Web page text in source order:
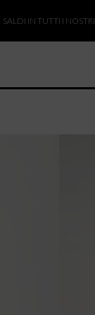
IN TUTTI I NOSTRI STORE